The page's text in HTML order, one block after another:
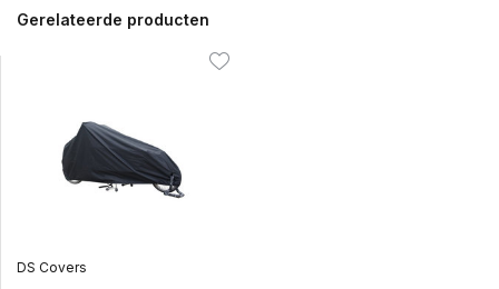
Gerelateerde producten
DS Covers